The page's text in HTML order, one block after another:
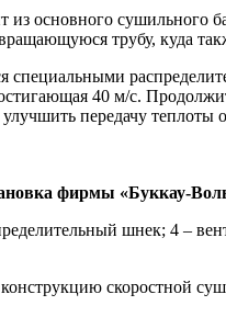
из основного
трубу, куда
специальными
40 м/с.
передачу теплоты
фирмы «Буккау-
шнек; 4 –
скоростной